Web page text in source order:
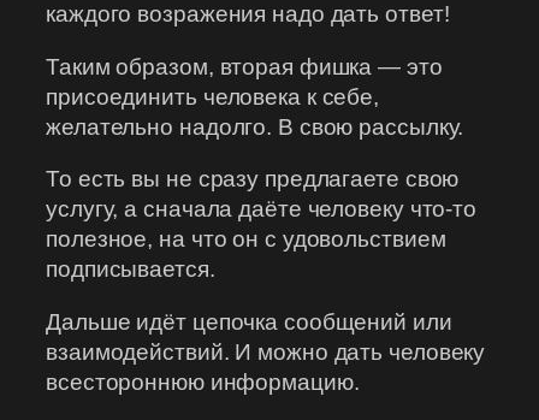
каждого возражения надо дать ответ!
Таким образом, вторая фишка — это
присоединить человека к себе,
желательно надолго. В свою рассылку.
То есть вы не сразу предлагаете свою
услугу, а сначала даёте человеку что-то
полезное, на что он с удовольствием
подписывается.
Дальше идёт цепочка сообщений или
взаимодействий. И можно дать человеку
всестороннюю информацию.